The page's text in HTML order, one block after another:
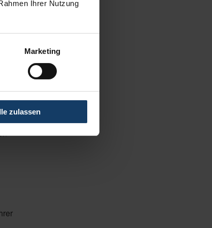
Ihrer Nutzung
Marketing
zulassen